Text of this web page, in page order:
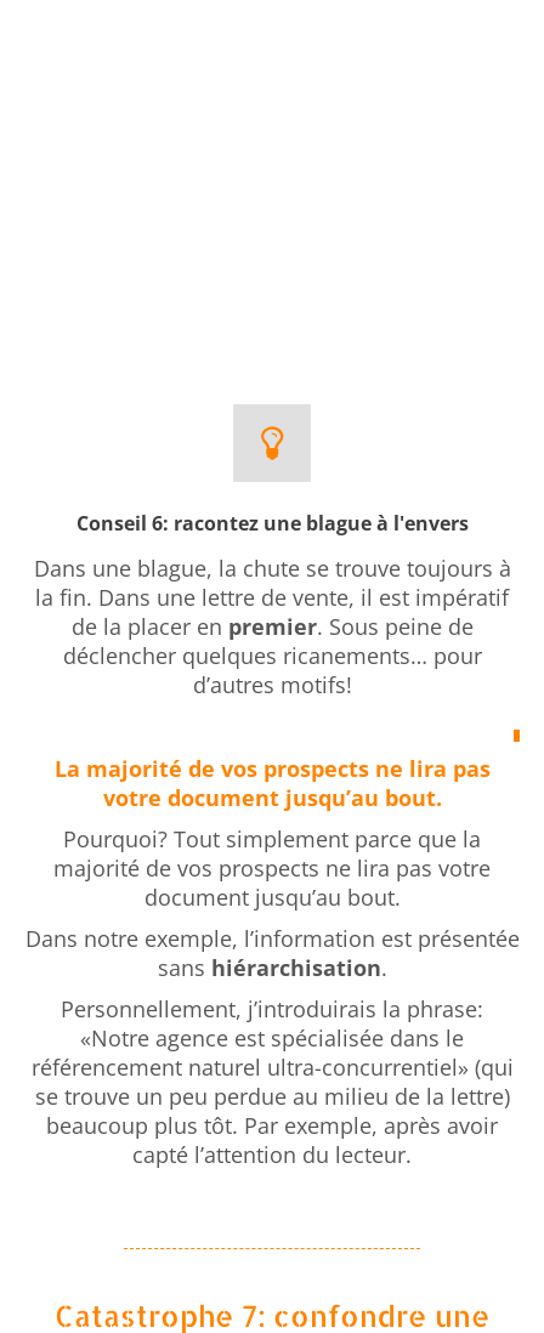
Conseil 6: racontez une blague à l'envers
Dans une blague, la chute se trouve toujours à
la fin. Dans une lettre de vente, il est impératif
de la placer en premier. Sous peine de
déclencher quelques ricanements… pour
d’autres motifs!
La majorité de vos prospects ne lira pas
votre document jusqu’au bout.
Pourquoi? Tout simplement parce que la
majorité de vos prospects ne lira pas votre
document jusqu’au bout.
Dans notre exemple, l’information est présentée
sans hiérarchisation.
Personnellement, j’introduirais la phrase:
«Notre agence est spécialisée dans le
référencement naturel ultra-concurrentiel» (qui
se trouve un peu perdue au milieu de la lettre)
beaucoup plus tôt. Par exemple, après avoir
capté l’attention du lecteur.
Catastrophe 7: confondre une